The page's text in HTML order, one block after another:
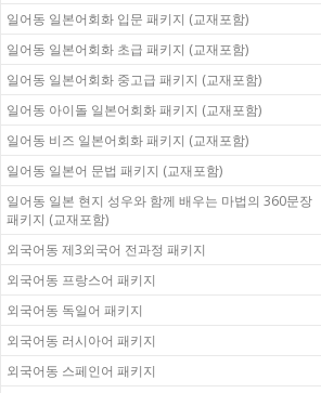
일어동 일본어회화 입문 패키지 (교재포함)
일어동 일본어회화 초급 패키지 (교재포함)
일어동 일본어회화 중고급 패키지 (교재포함)
일어동 아이돌 일본어회화 패키지 (교재포함)
일어동 비즈 일본어회화 패키지 (교재포함)
일어동 일본어 문법 패키지 (교재포함)
일어동 일본 현지 성우와 함께 배우는 마법의 360문장
패키지 (교재포함)
외국어동 제3외국어 전과정 패키지
외국어동 프랑스어 패키지
외국어동 독일어 패키지
외국어동 러시아어 패키지
외국어동 스페인어 패키지